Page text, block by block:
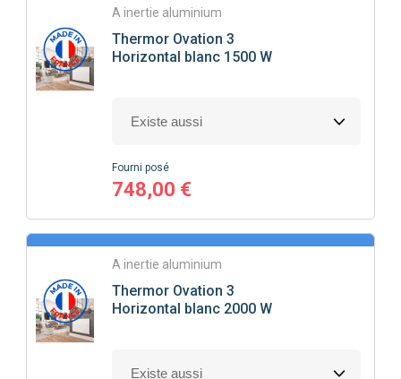
A inertie aluminium
Thermor Ovation 3
Horizontal blanc 1500 W
Fourni posé
748,00 €
A inertie aluminium
Thermor Ovation 3
Horizontal blanc 2000 W